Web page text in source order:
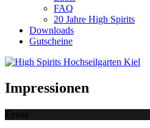
FAQ
20 Jahre High Spirits
Downloads
Gutscheine
Impressionen
Error